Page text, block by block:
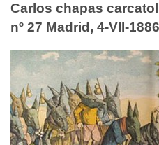
Carlos chapas
nº 27 Madrid, 4-VII-